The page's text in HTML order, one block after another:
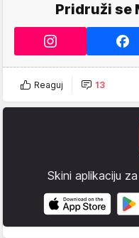
Pridruži se
Reaguj 13
Skini aplikaciju